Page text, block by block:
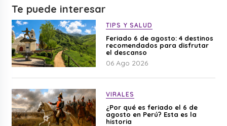
Te puede interesar
TIPS Y SALUD
Feriado 6 de agosto: 4 destinos
recomendados para disfrutar
el descanso
06 Ago 2026
VIRALES
¿Por qué es feriado el 6 de
agosto en Perú? Esta es la
historia